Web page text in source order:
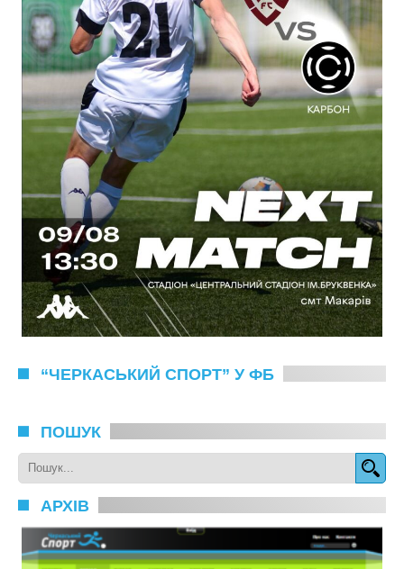
“ЧЕРКАСЬКИЙ СПОРТ” У ФБ
ПОШУК
АРХІВ